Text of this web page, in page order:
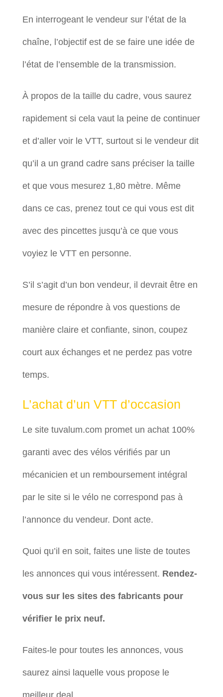
En interrogeant le vendeur sur l’état de la
chaîne, l’objectif est de se faire une idée de
l’état de l’ensemble de la transmission.
À propos de la taille du cadre, vous saurez
rapidement si cela vaut la peine de continuer
et d’aller voir le VTT, surtout si le vendeur dit
qu’il a un grand cadre sans préciser la taille
et que vous mesurez 1,80 mètre. Même
dans ce cas, prenez tout ce qui vous est dit
avec des pincettes jusqu’à ce que vous
voyiez le VTT en personne.
S’il s’agit d’un bon vendeur, il devrait être en
mesure de répondre à vos questions de
manière claire et confiante, sinon, coupez
court aux échanges et ne perdez pas votre
temps.
L’achat d’un VTT d’occasion
Le site tuvalum.com promet un achat 100%
garanti avec des vélos vérifiés par un
mécanicien et un remboursement intégral
par le site si le vélo ne correspond pas à
l’annonce du vendeur. Dont acte.
Quoi qu’il en soit, faites une liste de toutes
les annonces qui vous intéressent. Rendez-
vous sur les sites des fabricants pour
vérifier le prix neuf.
Faites-le pour toutes les annonces, vous
saurez ainsi laquelle vous propose le
meilleur deal.